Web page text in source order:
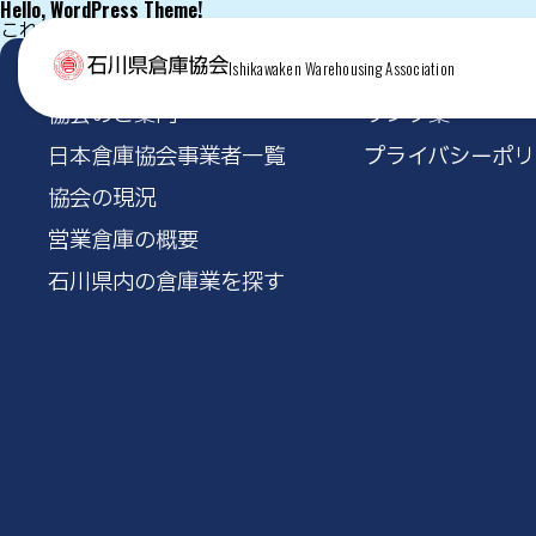
Ishikawaken Warehousing Association
Hello, WordPress Theme!
これは独自テーマの index.php のテスト表示です。
協会のご案内
日本倉庫協会事業者一覧
協会の現況
営業倉庫の概要
石川県内の倉庫業を探す
リンク集
プライバシーポ